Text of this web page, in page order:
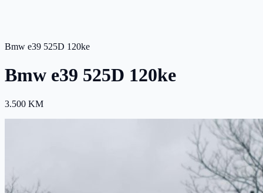
Bmw e39 525D 120ke
Bmw e39 525D 120ke
3.500 KM